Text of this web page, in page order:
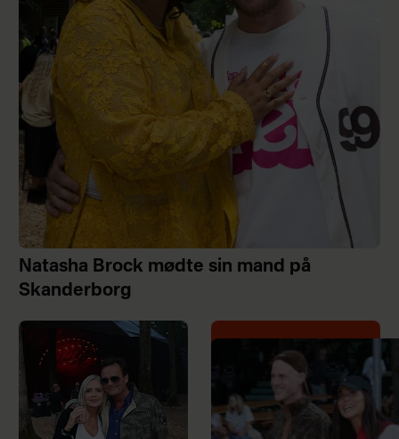
Natasha Brock mødte sin mand på
Skanderborg